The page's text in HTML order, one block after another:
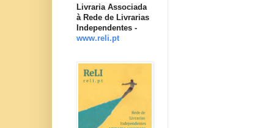
Livraria Associada
à Rede de Livrarias
Independentes -
www.reli.pt